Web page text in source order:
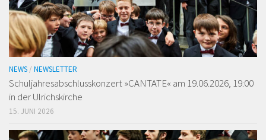
NEWS / NEWSLETTER
Schuljahresabschlusskonzert »CANTATE« am 19.06.2026, 19:00
in der Ulrichskirche
15. JUNI 2026